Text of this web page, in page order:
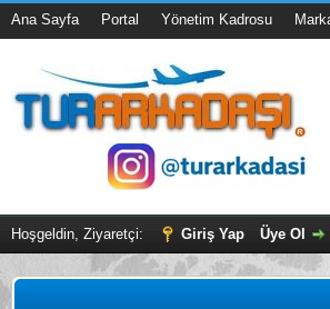
Ana Sayfa Portal Yönetim Kadrosu
Hoşgeldin, Ziyaretçi: Giriş Yap Üye Ol